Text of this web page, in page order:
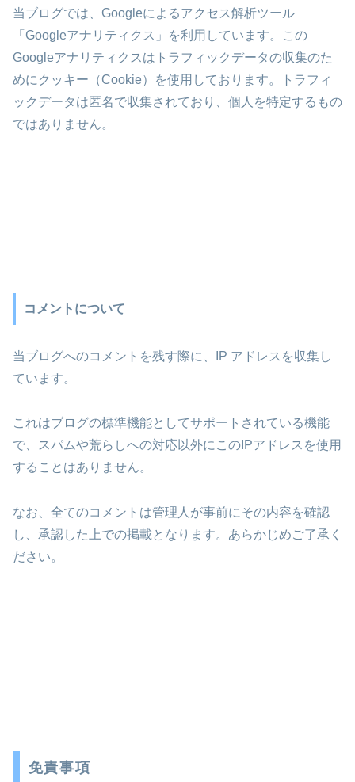
当ブログでは、Googleによるアクセス解析ツール
「Googleアナリティクス」を利用しています。この
Googleアナリティクスはトラフィックデータの収集のた
めにクッキー（Cookie）を使用しております。トラフィ
ックデータは匿名で収集されており、個人を特定するもの
ではありません。
コメントについて
当ブログへのコメントを残す際に、IP アドレスを収集し
ています。
これはブログの標準機能としてサポートされている機能
で、スパムや荒らしへの対応以外にこのIPアドレスを使用
することはありません。
なお、全てのコメントは管理人が事前にその内容を確認
し、承認した上での掲載となります。あらかじめご了承く
ださい。
免責事項